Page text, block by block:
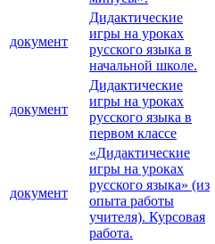
документ
Дидактические
игры на уроках
русского языка в
начальной школе.
документ
Дидактические
игры на уроках
русского языка в
первом классе
документ
«Дидактические
игры на уроках
русского языка» (из
опыта работы
учителя). Курсовая
работа.